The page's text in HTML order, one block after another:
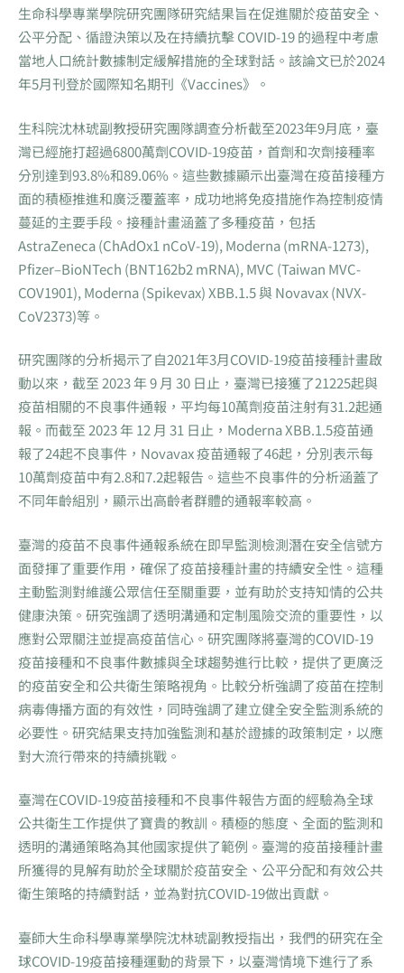
生命科學專業學院研究團隊研究結果旨在促進關於疫苗安全、
公平分配、循證決策以及在持續抗擊 COVID-19 的過程中考慮
當地人口統計數據制定緩解措施的全球對話。該論文已於2024
年5月刊登於國際知名期刊《Vaccines》。
生科院沈林琥副教授研究團隊調查分析截至2023年9月底，臺
灣已經施打超過6800萬劑COVID-19疫苗，首劑和次劑接種率
分別達到93.8%和89.06%。這些數據顯示出臺灣在疫苗接種方
面的積極推進和廣泛覆蓋率，成功地將免疫措施作為控制疫情
蔓延的主要手段。接種計畫涵蓋了多種疫苗，包括
AstraZeneca (ChAdOx1 nCoV-19), Moderna (mRNA-1273),
Pfizer–BioNTech (BNT162b2 mRNA), MVC (Taiwan MVC-
COV1901), Moderna (Spikevax) XBB.1.5 與 Novavax (NVX-
CoV2373)等。
研究團隊的分析揭示了自2021年3月COVID-19疫苗接種計畫啟
動以來，截至 2023 年 9 月 30 日止，臺灣已接獲了21225起與
疫苗相關的不良事件通報，平均每10萬劑疫苗注射有31.2起通
報。而截至 2023 年 12 月 31 日止，Moderna XBB.1.5疫苗通
報了24起不良事件，Novavax 疫苗通報了46起，分別表示每
10萬劑疫苗中有2.8和7.2起報告。這些不良事件的分析涵蓋了
不同年齡組別，顯示出高齡者群體的通報率較高。
臺灣的疫苗不良事件通報系統在即早監測檢測潛在安全信號方
面發揮了重要作用，確保了疫苗接種計畫的持續安全性。這種
主動監測對維護公眾信任至關重要，並有助於支持知情的公共
健康決策。研究強調了透明溝通和定制風險交流的重要性，以
應對公眾關注並提高疫苗信心。研究團隊將臺灣的COVID-19
疫苗接種和不良事件數據與全球趨勢進行比較，提供了更廣泛
的疫苗安全和公共衛生策略視角。比較分析強調了疫苗在控制
病毒傳播方面的有效性，同時強調了建立健全安全監測系統的
必要性。研究結果支持加強監測和基於證據的政策制定，以應
對大流行帶來的持續挑戰。
臺灣在COVID-19疫苗接種和不良事件報告方面的經驗為全球
公共衛生工作提供了寶貴的教訓。積極的態度、全面的監測和
透明的溝通策略為其他國家提供了範例。臺灣的疫苗接種計畫
所獲得的見解有助於全球關於疫苗安全、公平分配和有效公共
衛生策略的持續對話，並為對抗COVID-19做出貢獻。
臺師大生命科學專業學院沈林琥副教授指出，我們的研究在全
球COVID-19疫苗接種運動的背景下，以臺灣情境下進行了系